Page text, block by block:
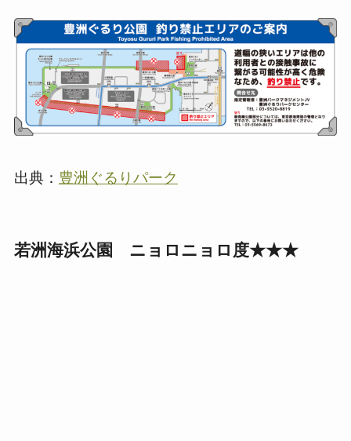
出典： 豊洲ぐるりパーク
若洲海浜公園 ニョロニョロ度★★★